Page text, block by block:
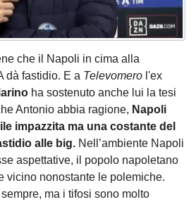
che il Napoli in cima alla
dà fastidio. E a Televomero l'ex
ha sostenuto anche lui la tesi
Antonio abbia ragione, Napoli
impazzita ma una costante del
alle big. Nell’ambiente Napoli
aspettative, il popolo napoletano
vicino nonostante le polemiche.
ma i tifosi sono molto